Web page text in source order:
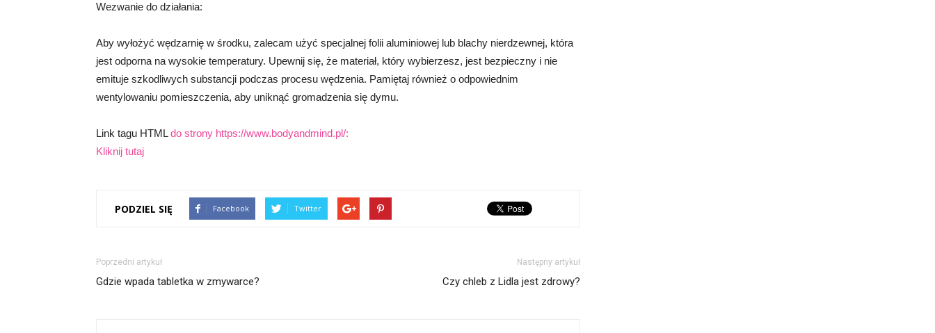
Wezwanie do działania:
Aby wyłożyć wędzarnię w środku, zalecam użyć specjalnej folii aluminiowej lub blachy nierdzewnej, która
jest odporna na wysokie temperatury. Upewnij się, że materiał, który wybierzesz, jest bezpieczny i nie
emituje szkodliwych substancji podczas procesu wędzenia. Pamiętaj również o odpowiednim
wentylowaniu pomieszczenia, aby uniknąć gromadzenia się dymu.
Link tagu HTMLdo strony https://www.bodyandmind.pl/:
Kliknij tutaj
PODZIEL SIĘ Facebook Twitter
Poprzedni artykuł
Gdzie wpada tabletka w zmywarce?
Następny artykuł
Czy chleb z Lidla jest zdrowy?